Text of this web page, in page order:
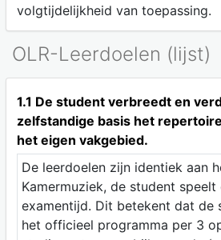
volgtijdelijkheid van toepassing.
OLR-Leerdoelen (lijst)
1.1 De student verbreedt en
zelfstandige basis het
het eigen vakgebied.
De leerdoelen zijn identiek aan
Kamermuziek, de student
examentijd. Dit betekent dat de
het officieel programma per 3